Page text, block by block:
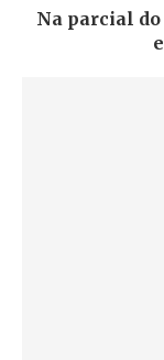
Na parcial